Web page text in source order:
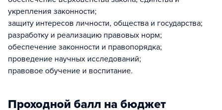
укрепления законности;
защиту интересов личности, общества и государства;
разработку и реализацию правовых норм;
обеспечение законности и правопорядка;
проведение научных исследований;
правовое обучение и воспитание.
Проходной балл на бюджет